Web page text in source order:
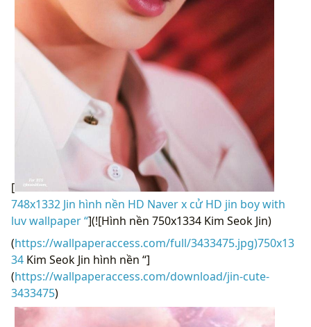
[
748x1332 Jin hình nền HD Naver x cử HD jin boy with
luv wallpaper “](![Hình nền 750x1334 Kim Seok Jin)
(https://wallpaperaccess.com/full/3433475.jpg)750x13
34 Kim Seok Jin hình nền “]
(https://wallpaperaccess.com/download/jin-cute-
3433475)